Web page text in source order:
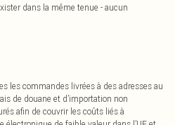
dans la même tenue - aucun
les commandes livrées à des adresses au
de douane et d’importation non
afin de couvrir les coûts liés à